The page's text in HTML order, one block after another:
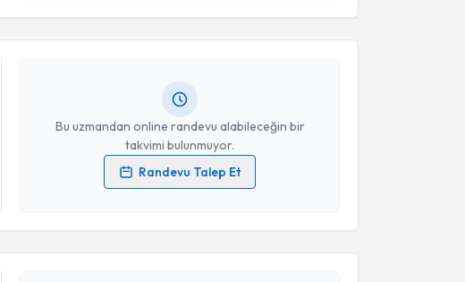
Takvim Talebini Gönder
Bu uzmandan online randevu alabileceğin bir
takvimi bulunmuyor.
Randevu Talep Et
Kişisel verilerimin işlenmesine ilişkinAydınlatma Metni
işlenmesini kabul ediyorum.
Randevu Takvimi Talebi
Op. Dr. Ayhan Müdüroğlu